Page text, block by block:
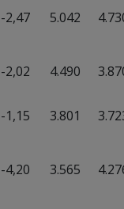
-2,47 5.042
-2,02 4.490
-1,15 3.801
-4,20 3.565